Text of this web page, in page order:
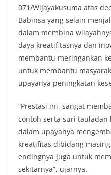
071/Wijayakusuma atas
Babinsa yang selain
dalam membina
daya kreatifitasnya dan
membantu meringankan
untuk membantu
upayanya peningkatan
“Prestasi ini, sangat
contoh serta suri
dalam upayanya
kreatifitas dibidang
endingnya juga untuk
sekitarnya”, ujarnya.